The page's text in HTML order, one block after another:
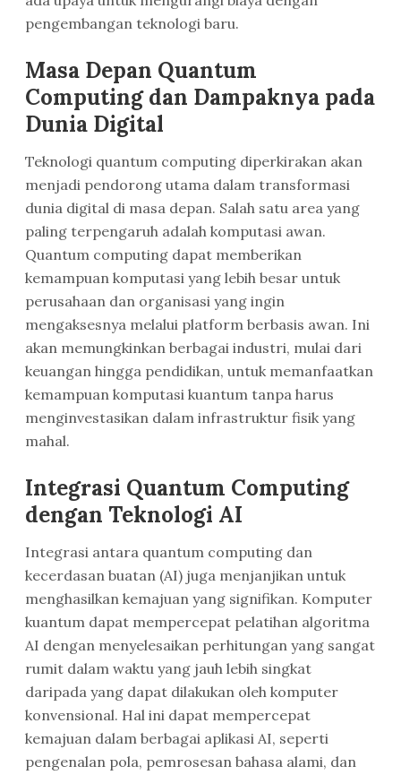
pengembangan teknologi baru.
Masa Depan Quantum
Computing dan Dampaknya pada
Dunia Digital
Teknologi quantum computing diperkirakan akan
menjadi pendorong utama dalam transformasi
dunia digital di masa depan. Salah satu area yang
paling terpengaruh adalah komputasi awan.
Quantum computing dapat memberikan
kemampuan komputasi yang lebih besar untuk
perusahaan dan organisasi yang ingin
mengaksesnya melalui platform berbasis awan. Ini
akan memungkinkan berbagai industri, mulai dari
keuangan hingga pendidikan, untuk memanfaatkan
kemampuan komputasi kuantum tanpa harus
menginvestasikan dalam infrastruktur fisik yang
mahal.
Integrasi Quantum Computing
dengan Teknologi AI
Integrasi antara quantum computing dan
kecerdasan buatan (AI) juga menjanjikan untuk
menghasilkan kemajuan yang signifikan. Komputer
kuantum dapat mempercepat pelatihan algoritma
AI dengan menyelesaikan perhitungan yang sangat
rumit dalam waktu yang jauh lebih singkat
daripada yang dapat dilakukan oleh komputer
konvensional. Hal ini dapat mempercepat
kemajuan dalam berbagai aplikasi AI, seperti
pengenalan pola, pemrosesan bahasa alami, dan